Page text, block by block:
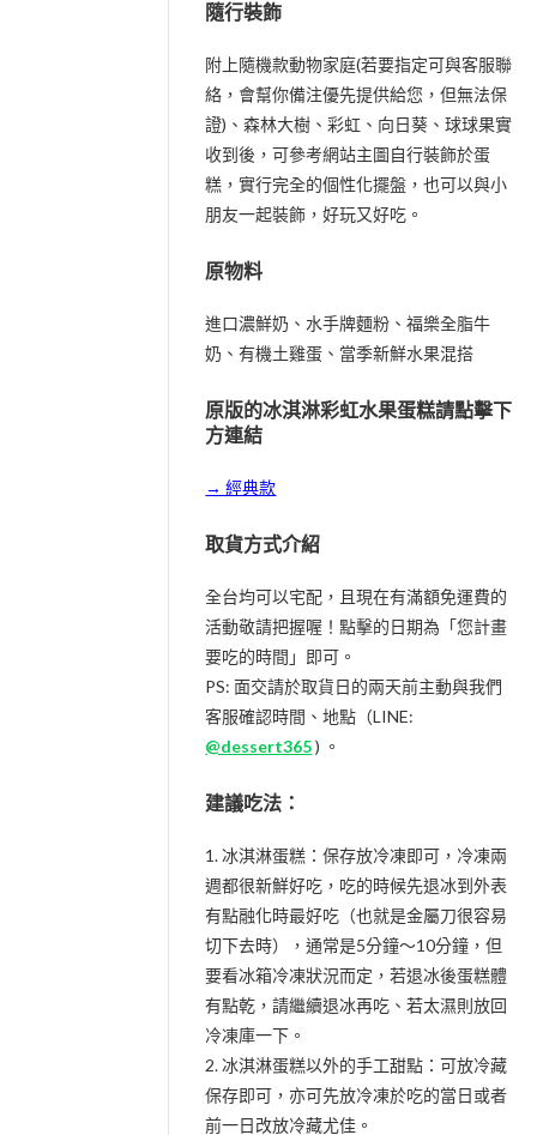
隨行裝飾
附上隨機款動物家庭(若要指定可與客服聯
絡，會幫你備注優先提供給您，但無法保
證)、森林大樹、彩虹、向日葵、球球果實
收到後，可參考網站主圖自行裝飾於蛋
糕，實行完全的個性化擺盤，也可以與小
朋友一起裝飾，好玩又好吃。
原物料
進口濃鮮奶、水手牌麵粉、福樂全脂牛
奶、有機土雞蛋、當季新鮮水果混搭
原版的冰淇淋彩虹水果蛋糕請點擊下
方連結
→ 經典款
取貨方式介紹
全台均可以宅配，且現在有滿額免運費的
活動敬請把握喔！點擊的日期為「您計畫
要吃的時間」即可。
PS: 面交請於取貨日的兩天前主動與我們
客服確認時間、地點（LINE:
@dessert365) 。
建議吃法：
1. 冰淇淋蛋糕：保存放冷凍即可，冷凍兩
週都很新鮮好吃，吃的時候先退冰到外表
有點融化時最好吃（也就是金屬刀很容易
切下去時），通常是5分鐘～10分鐘，但
要看冰箱冷凍狀況而定，若退冰後蛋糕體
有點乾，請繼續退冰再吃、若太濕則放回
冷凍庫一下。
2. 冰淇淋蛋糕以外的手工甜點：可放冷藏
保存即可，亦可先放冷凍於吃的當日或者
前一日改放冷藏尤佳。